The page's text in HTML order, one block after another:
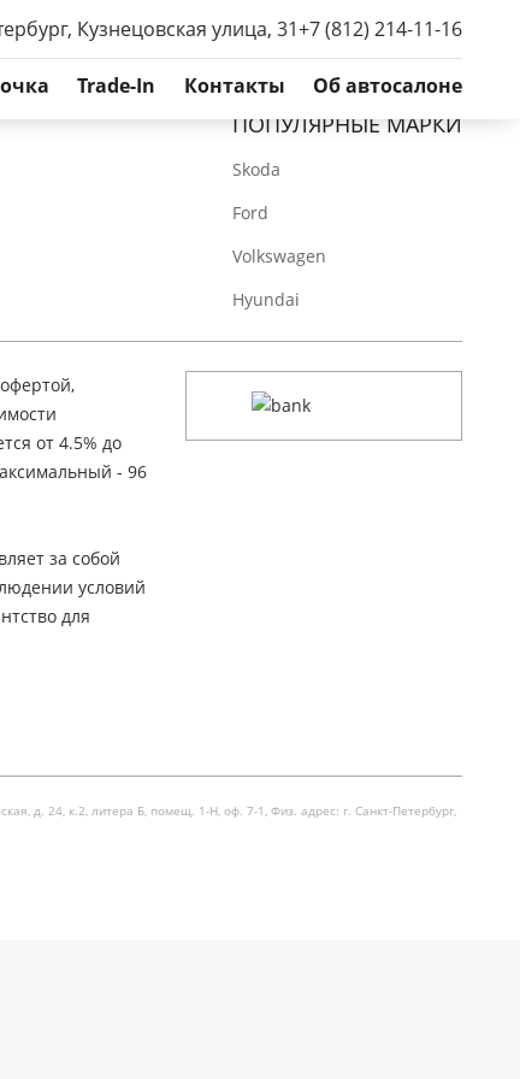
Кузнецовская улица, 31+7 (812) 214-11-16
Trade-In Контакты Об автосалоне
ПОПУЛЯРНЫЕ МАРКИ
Skoda
Ford
Volkswagen
Hyundai
от 4.5% до
- 96
за собой
условий
для
д. 24, к.2, литера Б, помещ. 1-Н, оф. 7-1, Физ. адрес: г. Санкт-Петербург,